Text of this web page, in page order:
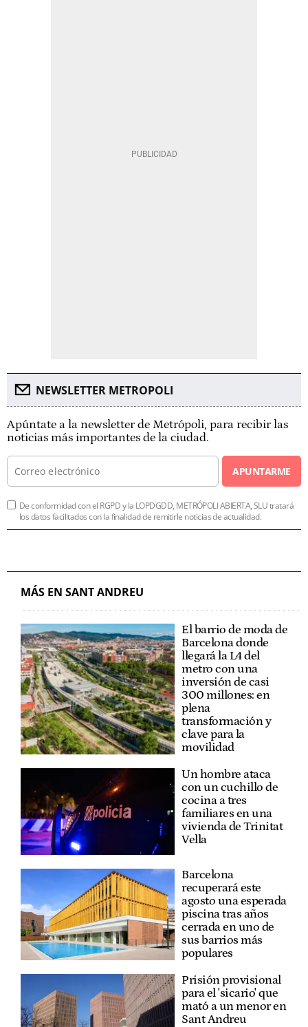
NEWSLETTER METROPOLI
Apúntate a la newsletter de Metrópoli, para recibir las
noticias más importantes de la ciudad.
APUNTARME
De conformidad con el RGPD y la LOPDGDD, METRÓPOLI ABIERTA, SLU tratará
los datos facilitados con la finalidad de remitirle noticias de actualidad.
MÁS EN SANT ANDREU
El barrio de moda de
Barcelona donde
llegará la L4 del
metro con una
inversión de casi
300 millones: en
plena
transformación y
clave para la
movilidad
Un hombre ataca
con un cuchillo de
cocina a tres
familiares en una
vivienda de Trinitat
Vella
Barcelona
recuperará este
agosto una esperada
piscina tras años
cerrada en uno de
sus barrios más
populares
Prisión provisional
para el 'sicario' que
mató a un menor en
Sant Andreu